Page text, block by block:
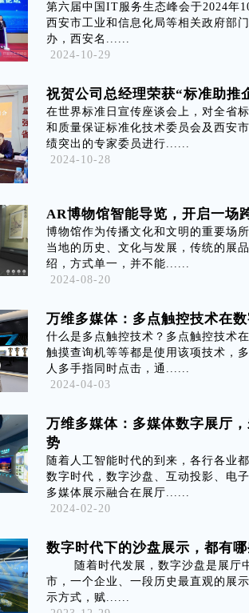
第六届中国IT服务生态峰会于2024年
西安市工业和信息化局等相关政府部
办，西安名......
2024-10-29
祝贺公司总经理荣获“标准助推
在世界标准日宣传座谈会上，对全省
和质量保证标准化技术委员会及西安
绩突出的专家委员进行......
2024-10-28
AR博物馆智能导览，开启一场
博物馆作为传播文化和文明的重要场
当地的历史、文化与发展，传统的展
绍，方式单一，并不能......
2024-08-20
万维多媒体：多点触控技术在
什么是多点触控技术？多点触控技术
触摸查询机等等都是使用该项技术，
人多手指同时点击，通......
2024-04-03
万维多媒体：多媒体数字展厅
势
随着人工智能时代的到来，各行各业
数字时代，数字沙盘、互动投影、电
多媒体展示融合在展厅......
2024-02-20
数字时代下的沙盘展示，都有
随着时代发展，数字沙盘是展厅中
市，一个企业、一段历史最直观的展
示方式，赋......